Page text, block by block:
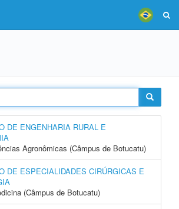
DE ENGENHARIA RURAL E
Agronômicas (Câmpus de Botucatu)
DE ESPECIALIDADES CIRÚRGICAS E
(Câmpus de Botucatu)